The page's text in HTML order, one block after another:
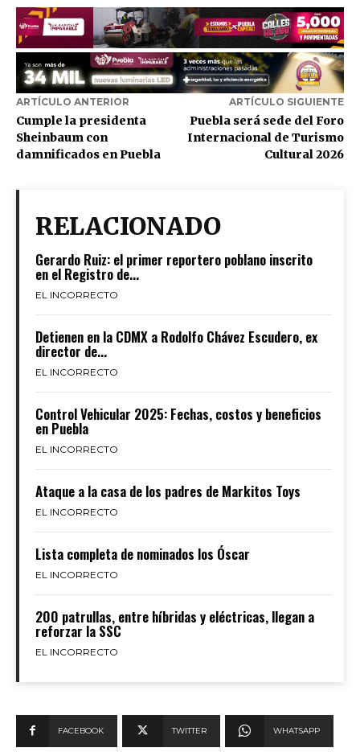
ARTÍCULO ANTERIOR
Cumple la presidenta
Sheinbaum con
damnificados en Puebla
ARTÍCULO SIGUIENTE
Puebla será sede del Foro
Internacional de Turismo
Cultural 2026
RELACIONADO
Gerardo Ruiz: el primer reportero poblano inscrito
en el Registro de...
EL INCORRECTO
Detienen en la CDMX a Rodolfo Chávez Escudero, ex
director de...
EL INCORRECTO
Control Vehicular 2025: Fechas, costos y beneficios
en Puebla
EL INCORRECTO
Ataque a la casa de los padres de Markitos Toys
EL INCORRECTO
Lista completa de nominados los Óscar
EL INCORRECTO
200 patrullas, entre híbridas y eléctricas, llegan a
reforzar la SSC
EL INCORRECTO
FACEBOOK TWITTER WHATSAPP